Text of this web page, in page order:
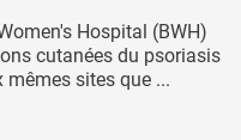
Hospital (BWH)
cutanées du psoriasis
sites que ...